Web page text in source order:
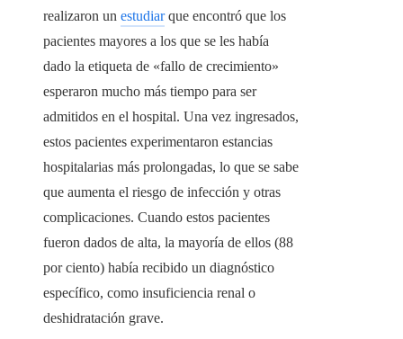
realizaron un estudiarque encontró que los
pacientes mayores a los que se les había
dado la etiqueta de «fallo de crecimiento»
esperaron mucho más tiempo para ser
admitidos en el hospital. Una vez ingresados,
estos pacientes experimentaron estancias
hospitalarias más prolongadas, lo que se sabe
que aumenta el riesgo de infección y otras
complicaciones. Cuando estos pacientes
fueron dados de alta, la mayoría de ellos (88
por ciento) había recibido un diagnóstico
específico, como insuficiencia renal o
deshidratación grave.